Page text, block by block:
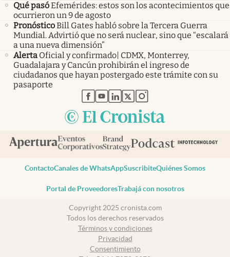
Qué pasóEfemérides: estos son los acontecimientos que
ocurrieron un 9 de agosto
PronósticoBill Gates habló sobre la Tercera Guerra
Mundial. Advirtió que no será nuclear, sino que “escalará
a una nueva dimensión”
Alerta Oficial y confirmado| CDMX, Monterrey,
Guadalajara y Cancún prohibirán el ingreso de
ciudadanos que hayan postergado este trámite con su
pasaporte
abre en nueva pestaña
abre en nueva pestaña
abre en nueva pestaña
abre en nueva pestaña
abre en nueva pestaña
ContactoCanales de WhatsAppSuscribiteQuiénes Somos
Portal de ProveedoresTrabajá con nosotros
Copyright 2025 cronista.com
Todos los derechos reservados
Términos y condiciones
Privacidad
Consentimiento